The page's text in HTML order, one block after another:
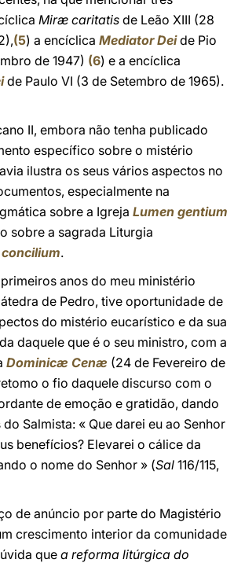
Miræ caritatis de Leão XIII (28
(5) a encíclica Mediator Dei de Pio
de 1947) (6) e a encíclica
de Paulo VI (3 de Setembro de 1965).
II, embora não tenha publicado
específico sobre o mistério
ilustra os seus vários aspectos no
especialmente na
sobre a Igreja Lumen gentium
sobre a sagrada Liturgia
.
anos do meu ministério
de Pedro, tive oportunidade de
do mistério eucarístico e da sua
daquele que é o seu ministro, com a
Dominicæ Cenæ (24 de Fevereiro de
o fio daquele discurso com o
de emoção e gratidão, dando
Salmista: « Que darei eu ao Senhor
benefícios? Elevarei o cálice da
o nome do Senhor » (Sal 116/115,
de anúncio por parte do Magistério
crescimento interior da comunidade
que a reforma litúrgica do